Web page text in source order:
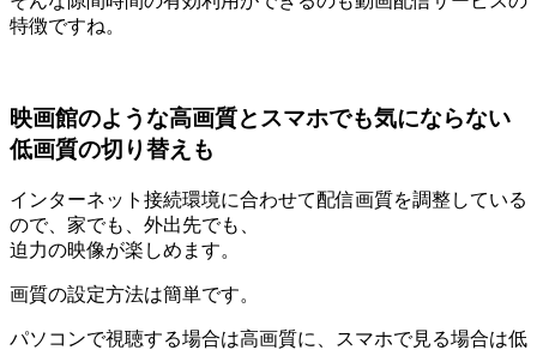
特徴ですね。
映画館のような高画質とスマホでも気にならない
低画質の切り替えも
インターネット接続環境に合わせて配信画質を調整している
ので、家でも、外出先でも、
迫力の映像が楽しめます。
画質の設定方法は簡単です。
パソコンで視聴する場合は高画質に、スマホで見る場合は低